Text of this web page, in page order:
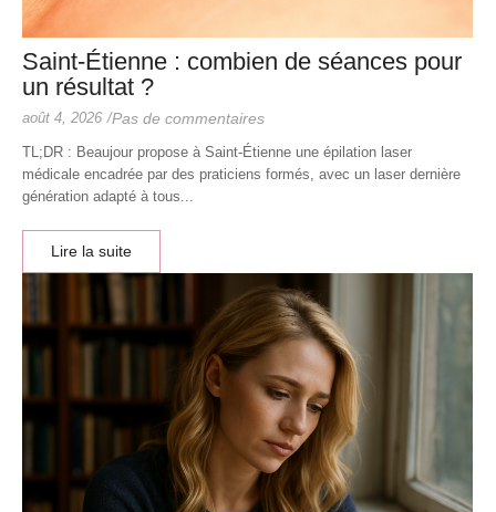
Saint-Étienne : combien de séances pour
un résultat ?
août 4, 2026 /Pas de commentaires
TL;DR : Beaujour propose à Saint-Étienne une épilation laser
médicale encadrée par des praticiens formés, avec un laser dernière
génération adapté à tous...
Lire la suite